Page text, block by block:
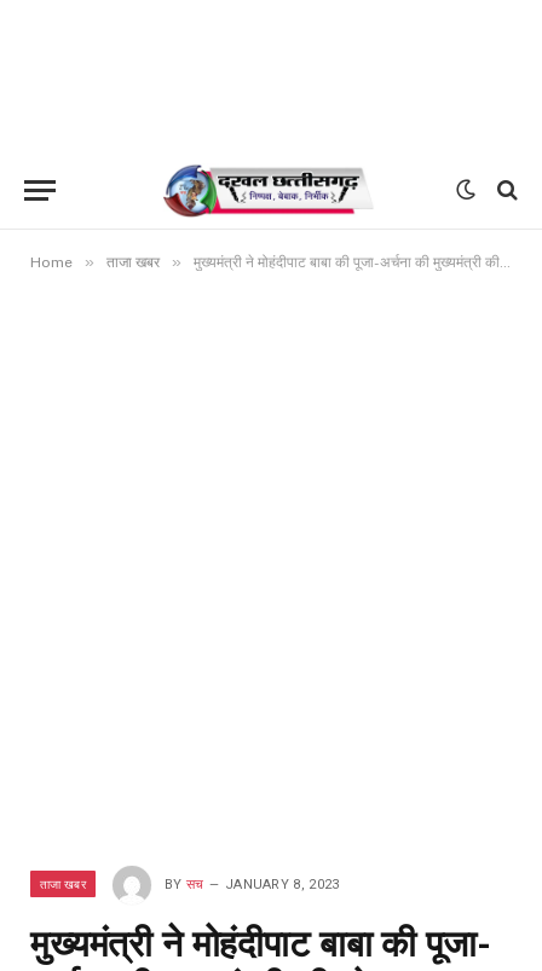
Home » ताजा खबर » मुख्यमंत्री ने मोहंदीपाट बाबा की पूजा-अर्चना की मुख्यमंत्री की घोषणा: मोहंदीपाट में खुलेगी जिला सहकारी केन्द्रीय बैंक की शाखा
ताजा खबर BY सच JANUARY 8, 2023
मुख्यमंत्री ने मोहंदीपाट बाबा की पूजा-